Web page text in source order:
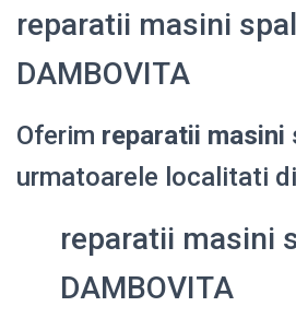
reparatii masini
DAMBOVITA
Oferim reparatii masini
urmatoarele localitati
reparatii masini
DAMBOVITA